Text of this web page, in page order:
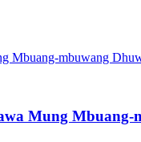
Mung Mbuang-